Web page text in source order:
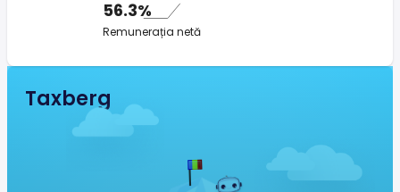
56.3%
Remunerația netă
Taxberg